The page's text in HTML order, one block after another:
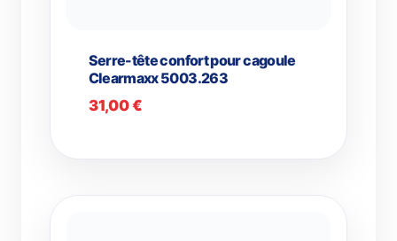
Serre-tête confort pour cagoule
Clearmaxx 5003.263
31,00€